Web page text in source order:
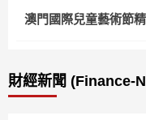
澳門國際兒童藝術節
財經新聞 (Finance-